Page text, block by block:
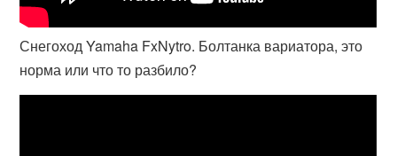
Снегоход Yamaha FxNytro. Болтанка вариатора, это
норма или что то разбило?